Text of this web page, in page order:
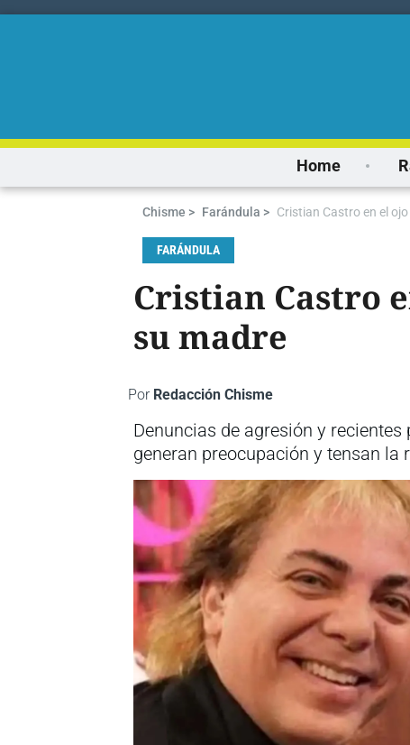
Home
Chisme > Farándula > Cristian Castro en el
FARÁNDULA
Cristian Castro
su madre
Por Redacción Chisme
Denuncias de agresión y
generan preocupación y tensan la